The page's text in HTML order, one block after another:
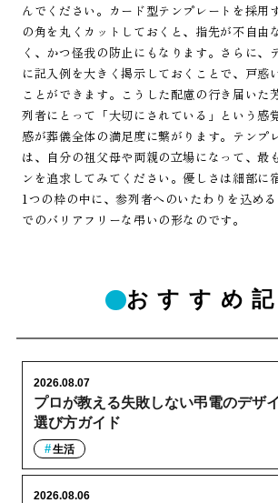
んでください。カード型テンプレートを採用
の角を丸くカットしておくと、指先が不自由
く、かつ怪我の防止にもなります。さらに、
に記入例を大きく掲示しておくことで、戸惑
ことができます。こうした配慮の行き届いた
列者にとって「大切にされている」という感
感が葬儀全体の満足度に繋がります。テンプ
は、自分の祖父母や両親の立場になって、最
ンを追求してみてください。優しさは細部に
1つの枠の中に、参列者へのいたわりを込め
でのバリアフリーな弔いの形なのです。
おすすめ
プロが教える失敗しない弔電のデザ
選び方ガイド
2026.08.07
生活
2026.08.06